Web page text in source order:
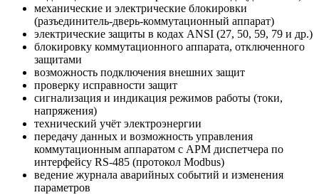
механические и электрические блокировки
(разъединитель-дверь-коммутационный аппарат)
электрические защиты в кодах ANSI (27, 50, 59, 79 и др.)
блокировку коммутационного аппарата, отключенного
защитами
возможность подключения внешних защит
проверку исправности защит
сигнализация и индикация режимов работы (токи,
напряжения)
технический учёт электроэнергии
передачу данных и возможность управления
коммутационным аппаратом с АРМ диспетчера по
интерфейсу RS-485 (протокол Modbus)
ведение журнала аварийных событий и изменения
параметров